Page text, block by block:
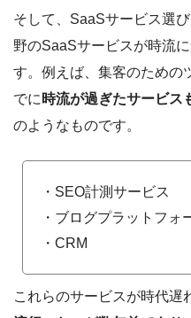
そして、SaaSサービス選
野のSaaSサービスが時流
す。例えば、集客のための
でに 時流が過ぎたサービス
のようなものです。
・SEO計測サービス
・ブログプラットフォ
・CRM
これらのサービスが時代遅